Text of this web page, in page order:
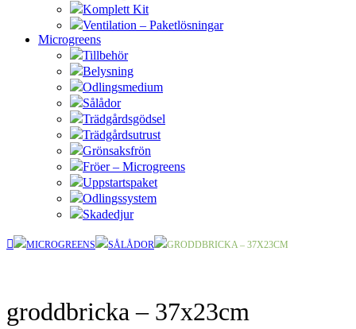
Komplett Kit
Ventilation – Paketlösningar
Microgreens
Tillbehör
Belysning
Odlingsmedium
Sålådor
Trädgårdsgödsel
Trädgårdsutrust
Grönsaksfrön
Fröer – Microgreens
Uppstartspaket
Odlingssystem
Skadedjur
MICROGREENS SÅLÅDOR GRODDBRICKA – 37X23CM
groddbricka – 37x23cm